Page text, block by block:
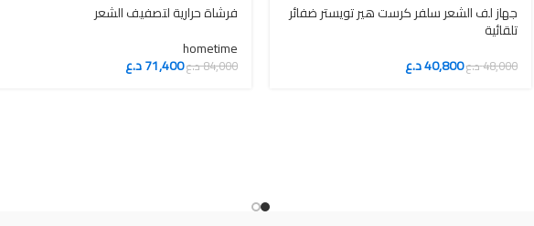
جهاز لف الشعر سلفر كرست هير تويستر ضفائر
تلقائية
48,000د.ع40,800د.ع
فرشاة حرارية لتصفيف الشعر
hometime
84,000د.ع71,400د.ع